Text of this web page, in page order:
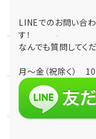
LINEでのお問い合
す！
なんでも質問してく
月～金（祝除く）